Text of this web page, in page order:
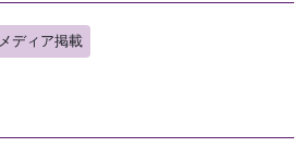
メディア掲載